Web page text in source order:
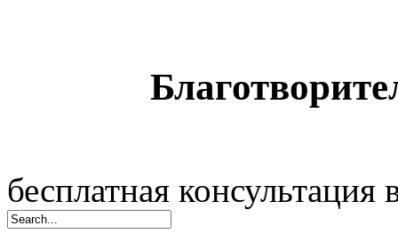
бесплатная